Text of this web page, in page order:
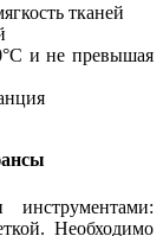
тканей
и не превышая
Необходимо